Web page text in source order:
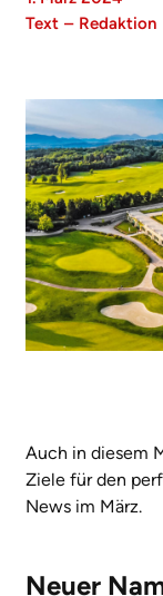
Text – Redaktion
Auch in diesem
Ziele für den
News im März.
Neuer